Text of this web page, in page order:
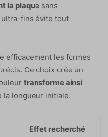
la plaque sans
ultra-fins évite tout
efficacement les formes
Ce choix crée un
transforme ainsi
la longueur initiale.
Effet recherché